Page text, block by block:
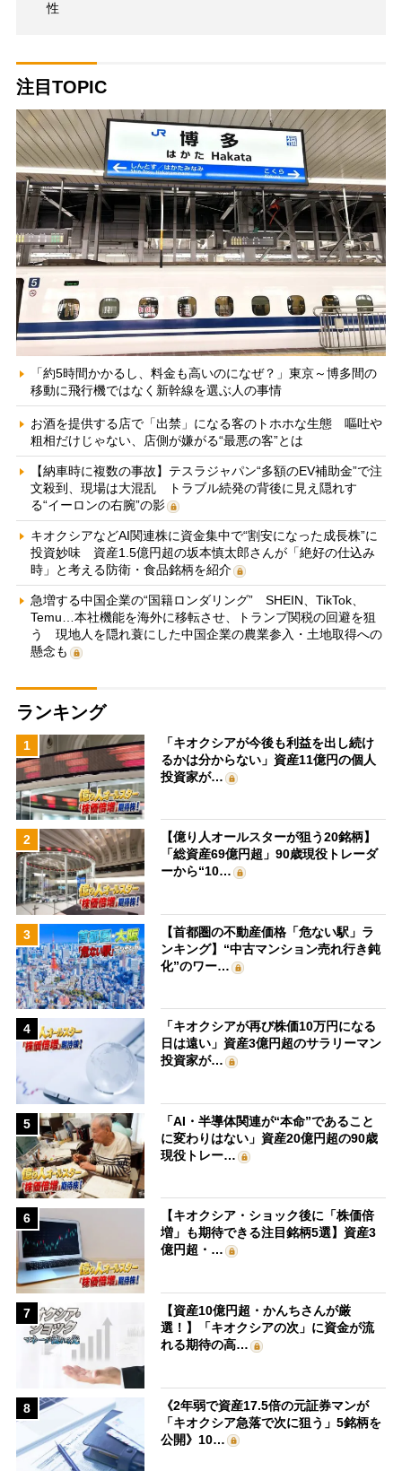
性
注目TOPIC
「約5時間かかるし、料金も高いのになぜ？」東京～博多間の
移動に飛行機ではなく新幹線を選ぶ人の事情
お酒を提供する店で「出禁」になる客のトホホな生態 嘔吐や
粗相だけじゃない、店側が嫌がる“最悪の客”とは
【納車時に複数の事故】テスラジャパン“多額のEV補助金”で注
文殺到、現場は大混乱 トラブル続発の背後に見え隠れす
る“イーロンの右腕”の影
キオクシアなどAI関連株に資金集中で“割安になった成長株”に
投資妙味 資産1.5億円超の坂本慎太郎さんが「絶好の仕込み
時」と考える防衛・食品銘柄を紹介
急増する中国企業の“国籍ロンダリング” SHEIN、TikTok、
Temu…本社機能を海外に移転させ、トランプ関税の回避を狙
う 現地人を隠れ蓑にした中国企業の農業参入・土地取得への
懸念も
ランキング
1
「キオクシアが今後も利益を出し続け
るかは分からない」資産11億円の個人
投資家が…
2
【億り人オールスターが狙う20銘柄】
「総資産69億円超」90歳現役トレーダ
ーから“10…
3
【首都圏の不動産価格「危ない駅」ラ
ンキング】“中古マンション売れ行き鈍
化”のワー…
4
「キオクシアが再び株価10万円になる
日は遠い」資産3億円超のサラリーマン
投資家が…
5
「AI・半導体関連が“本命”であること
に変わりはない」資産20億円超の90歳
現役トレー…
6
【キオクシア・ショック後に「株価倍
増」も期待できる注目銘柄5選】資産3
億円超・…
7
【資産10億円超・かんちさんが厳
選！】「キオクシアの次」に資金が流
れる期待の高…
8
《2年弱で資産17.5倍の元証券マンが
「キオクシア急落で次に狙う」5銘柄を
公開》10…